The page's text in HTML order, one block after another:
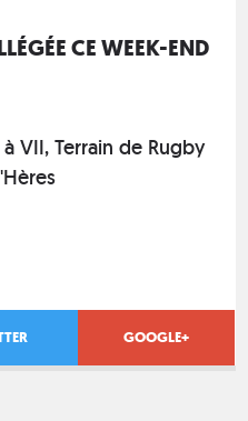
CE WEEK-END
VII, Terrain de Rugby
GOOGLE+